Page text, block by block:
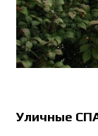
Уличные